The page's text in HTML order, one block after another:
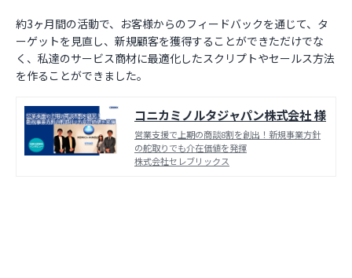
約3ヶ月間の活動で、お客様からのフィードバックを通じて、タ
ーゲットを見直し、新規顧客を獲得することができただけでな
く、私達のサービス商材に最適化したスクリプトやセールス方法
を作ることができました。
コニカミノルタジャパン株式会社 様
営業支援で上期の商談8割を創出！新規事業方針
の舵取りでも介在価値を発揮
株式会社セレブリックス